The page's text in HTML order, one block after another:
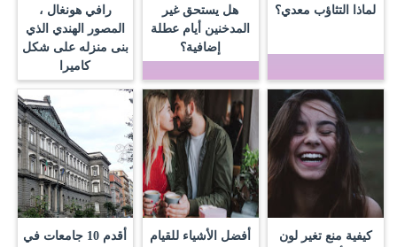
لماذا التثاؤب معدي؟
هل يستحق غير
المدخنين أيام عطلة
إضافية؟
رافي هونغال ،
المصور الهندي الذي
بنى منزله على شكل
كاميرا
كيفية منع تغير لون
أفضل الأشياء للقيام
أقدم 10 جامعات في